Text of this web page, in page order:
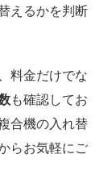
えるかを判断
料金だけでな
も確認してお
合機の入れ替
らお気軽にご